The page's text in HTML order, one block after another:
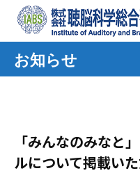
お知らせ
「みんなのみなと
ルについて掲載い